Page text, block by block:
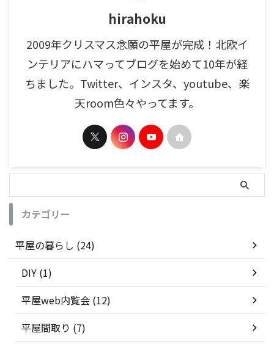
hirahoku
2009年クリスマス念願の平屋が完成！北欧イ
ンテリアにハマってブログを始めて10年が経
ちました。Twitter、インスタ、youtube、楽
天room色々やってます。
カテゴリー
平屋の暮らし (24)
DIY (1)
平屋web内覧会 (12)
平屋間取り (7)